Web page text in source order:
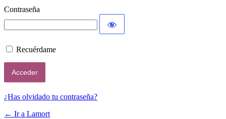
Contraseña
Recuérdame
¿Has olvidado tu contraseña?
← Ir a Lamort